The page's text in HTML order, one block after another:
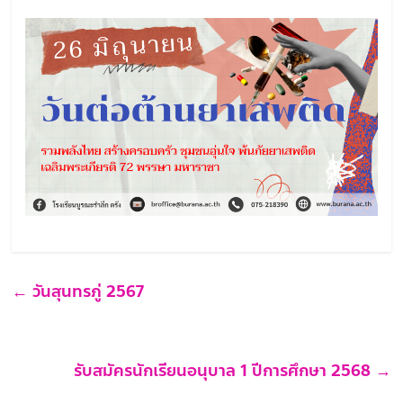
คุณธรรม
ค้ำจุน
สังคม
← วันสุนทรภู่ 2567
รับสมัครนักเรียนอนุบาล 1 ปีการศึกษา 2568 →